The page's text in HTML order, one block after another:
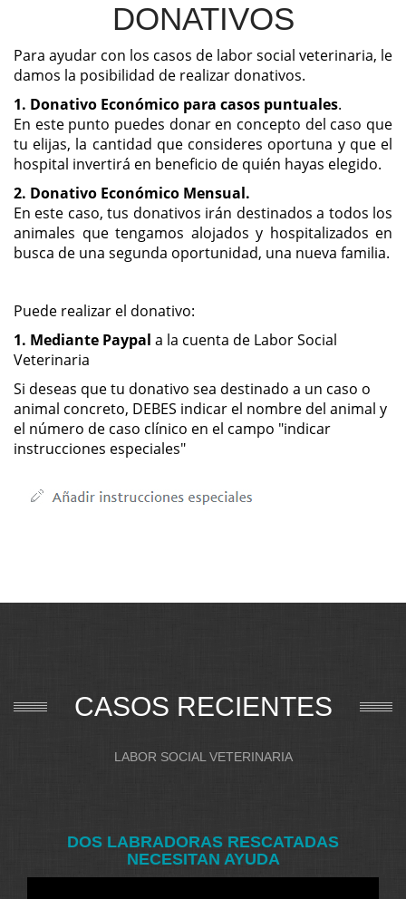
DONATIVOS
Para ayudar con los casos de labor social veterinaria, le
damos la posibilidad de realizar donativos.
1. Donativo Económico para casos puntuales.
En este punto puedes donar en concepto del caso que
tu elijas, la cantidad que consideres oportuna y que el
hospital invertirá en beneficio de quién hayas elegido.
2. Donativo Económico Mensual.
En este caso, tus donativos irán destinados a todos los
animales que tengamos alojados y hospitalizados en
busca de una segunda oportunidad, una nueva familia.
Puede realizar el donativo:
1. Mediante Paypal a la cuenta de Labor Social
Veterinaria
Si deseas que tu donativo sea destinado a un caso o
animal concreto, DEBES indicar el nombre del animal y
el número de caso clínico en el campo "indicar
instrucciones especiales"
CASOS RECIENTES
LABOR SOCIAL VETERINARIA
DOS LABRADORAS RESCATADAS
NECESITAN AYUDA